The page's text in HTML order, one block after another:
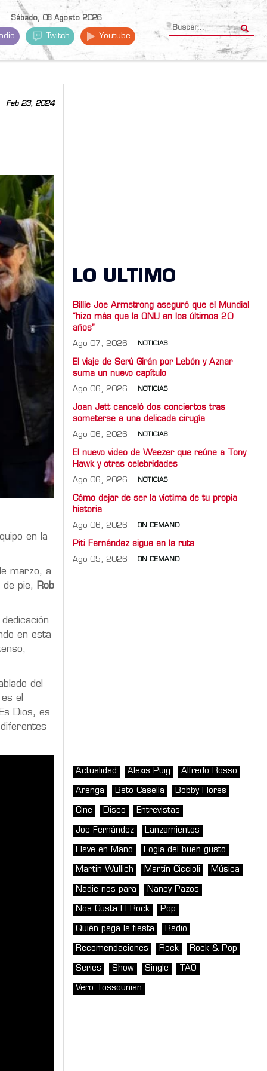
Sábado, 08 Agosto 2026
Twitch Youtube
Feb 23, 2024
en la
marzo, a
de pie,
Rob
en esta
del
el
Dios, es
LO ULTIMO
Billie Joe Armstrong aseguró que el Mundial
“hizo más que la ONU en los últimos 20
años”
Ago 07, 2026 NOTICIAS
El viaje de Serú Girán por Lebón y Aznar
suma un nuevo capítulo
Ago 06, 2026 NOTICIAS
Joan Jett canceló dos conciertos tras
someterse a una delicada cirugía
Ago 06, 2026 NOTICIAS
El nuevo video de Weezer que reúne a Tony
Hawk y otras celebridades
Ago 06, 2026 NOTICIAS
Cómo dejar de ser la víctima de tu propia
historia
Ago 06, 2026 ON DEMAND
Piti Fernández sigue en la ruta
Ago 05, 2026 ON DEMAND
Actualidad Alexis Puig Alfredo Rosso
Arenga Beto Casella Bobby Flores
Cine Disco Entrevistas
Joe Fernández Lanzamientos
Llave en Mano Logia del buen gusto
Martin Wullich Martín Ciccioli Música
Nadie nos para Nancy Pazos
Nos Gusta El Rock Pop
Quién paga la fiesta Radio
Recomendaciones Rock Rock & Pop
Series Show Single TAO
Vero Tossounian